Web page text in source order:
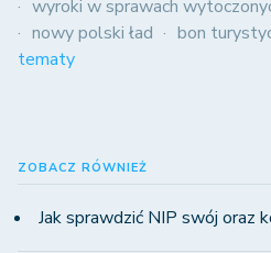
wyroki w sprawach
nowy polski ład
bon
tematy
ZOBACZ RÓWNIEŻ
Jak sprawdzić NIP swój oraz